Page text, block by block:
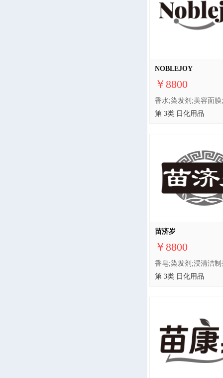
NOBLEJOY
￥8800
第 3类 日化用品
苗济岁
￥8800
第 3类 日化用品